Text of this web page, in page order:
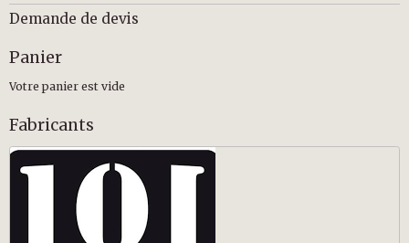
Demande de devis
Panier
Votre panier est vide
Fabricants